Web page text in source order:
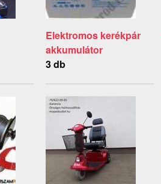
Elektromos kerékpár
akkumulátor
3 db